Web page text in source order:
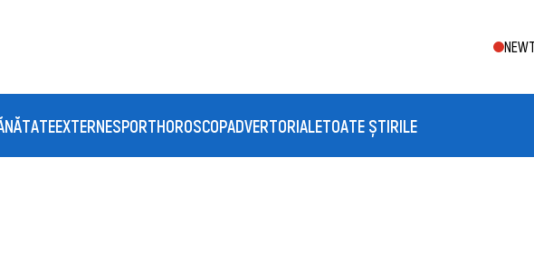
EXTERNESPORTHOROSCOPADVERTORIALETOATE ȘTIRILE